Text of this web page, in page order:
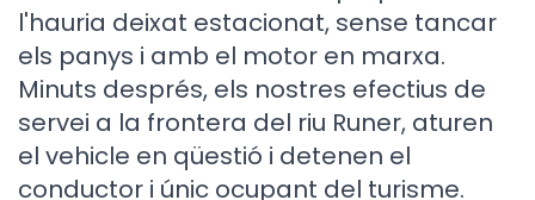
l'hauria deixat estacionat, sense tancar
els panys i amb el motor en marxa.
Minuts després, els nostres efectius de
servei a la frontera del riu Runer, aturen
el vehicle en qüestió i detenen el
conductor i únic ocupant del turisme.